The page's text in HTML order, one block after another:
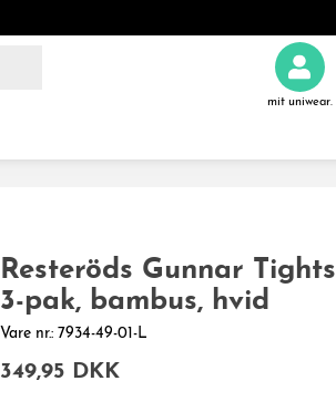
mit uniwear.
Resteröds Gunnar Tights
3-pak, bambus, hvid
Vare nr.: 7934-49-01-L
349,95 DKK